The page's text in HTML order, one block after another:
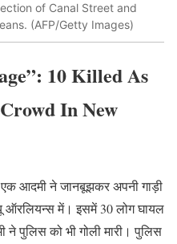
of Canal Street and
(AFP/Getty Images)
10 Killed As
In New
आदमी ने जानबूझकर अपनी गाड़ी
ऑरलियन्स में। इसमें 30 लोग घायल
पुलिस को भी गोली मारी। पुलिस